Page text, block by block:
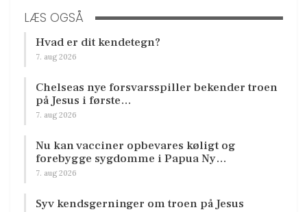
LÆS OGSÅ
Hvad er dit kendetegn?
7. aug 2026
Chelseas nye forsvarsspiller bekender troen
på Jesus i første…
7. aug 2026
Nu kan vacciner opbevares køligt og
forebygge sygdomme i Papua Ny…
7. aug 2026
Syv kendsgerninger om troen på Jesus